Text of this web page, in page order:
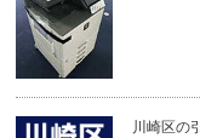
川崎区の